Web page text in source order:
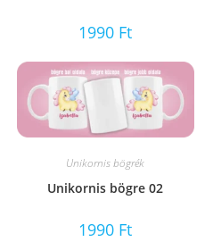
1990 Ft
Unikornis bögrék
Unikornis bögre 02
1990 Ft